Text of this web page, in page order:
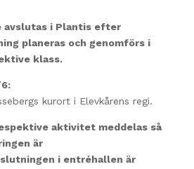
avslutas i Plantis efter
planeras och genomförs i
klass.
kurort i Elevkårens regi.
aktivitet meddelas så
är
i entréhallen är